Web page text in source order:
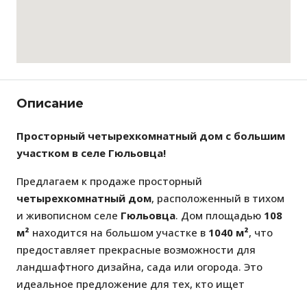
Описание
Просторный четырехкомнатный дом с большим
участком в селе Гюльовца!
Предлагаем к продаже просторный
четырехкомнатный дом, расположенный в тихом
и живописном селе Гюльовца. Дом площадью 108
м² находится на большом участке в 1040 м², что
предоставляет прекрасные возможности для
ландшафтного дизайна, сада или огорода. Это
идеальное предложение для тех, кто ищет